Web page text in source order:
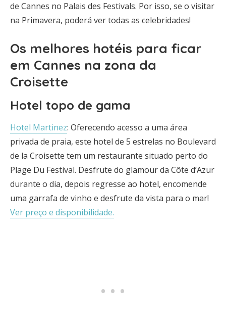
de Cannes no Palais des Festivals. Por isso, se o visitar
na Primavera, poderá ver todas as celebridades!
Os melhores hotéis para ficar
em Cannes na zona da
Croisette
Hotel topo de gama
Hotel Martinez: Oferecendo acesso a uma área
privada de praia, este hotel de 5 estrelas no Boulevard
de la Croisette tem um restaurante situado perto do
Plage Du Festival. Desfrute do glamour da Côte d’Azur
durante o dia, depois regresse ao hotel, encomende
uma garrafa de vinho e desfrute da vista para o mar!
Ver preço e disponibilidade.